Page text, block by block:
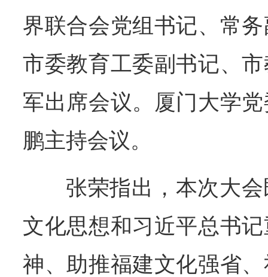
界联合会党组书记、常
市委教育工委副书记、
军出席会议。厦门大学
鹏主持会议。
张荣指出，本次大
文化思想和习近平总书
神、助推福建文化强省